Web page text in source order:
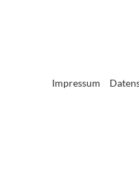
Impressum